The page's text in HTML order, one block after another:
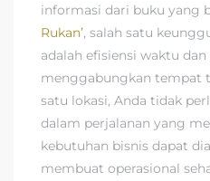
informasi dari buku yang
Rukan’, salah satu
adalah efisiensi waktu
menggabungkan tempat
satu lokasi, Anda tidak
dalam perjalanan yang
kebutuhan bisnis dapat
membuat operasional